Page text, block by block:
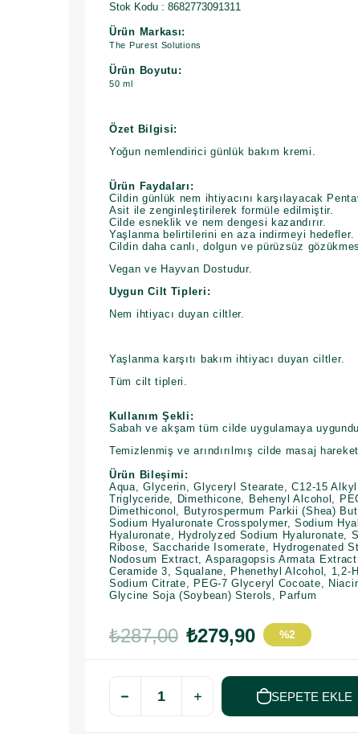
Stok Kodu 8682773091311
Ürün Markası:
The Purest Solutions
Ürün Boyutu:
50 ml
Özet Bilgisi:
Yoğun nemlendirici günlük bakım kremi.
Ürün Faydaları:
Cildin günlük nem ihtiyacını karşılayacak
Asit ile zenginleştirilerek formüle edilmiştir.
Cilde esneklik ve nem dengesi kazandırır.
Yaşlanma belirtilerini en aza indirmeyi hedefler.
Cildin daha canlı, dolgun ve pürüzsüz
Vegan ve Hayvan Dostudur.
Uygun Cilt Tipleri:
Nem ihtiyacı duyan ciltler.
Yaşlanma karşıtı bakım ihtiyacı duyan ciltler.
Tüm cilt tipleri.
Kullanım Şekli:
Sabah ve akşam tüm cilde uygulamaya
Temizlenmiş ve arındırılmış cilde masaj
Ürün Bileşimi:
Aqua, Glycerin, Glyceryl Stearate, C12-15
Triglyceride, Dimethicone, Behenyl Alcohol,
Dimethiconol, Butyrospermum Parkii (Shea)
Sodium Hyaluronate Crosspolymer, Sodium
Hyaluronate, Hydrolyzed Sodium Hyaluronate,
Ribose, Saccharide Isomerate, Hydrogenated
Nodosum Extract, Asparagopsis Armata
Ceramide 3, Squalane, Phenethyl Alcohol, 1,2-
Sodium Citrate, PEG-7 Glyceryl Cocoate,
Glycine Soja (Soybean) Sterols, Parfum
₺287,00 ₺279,90 %2